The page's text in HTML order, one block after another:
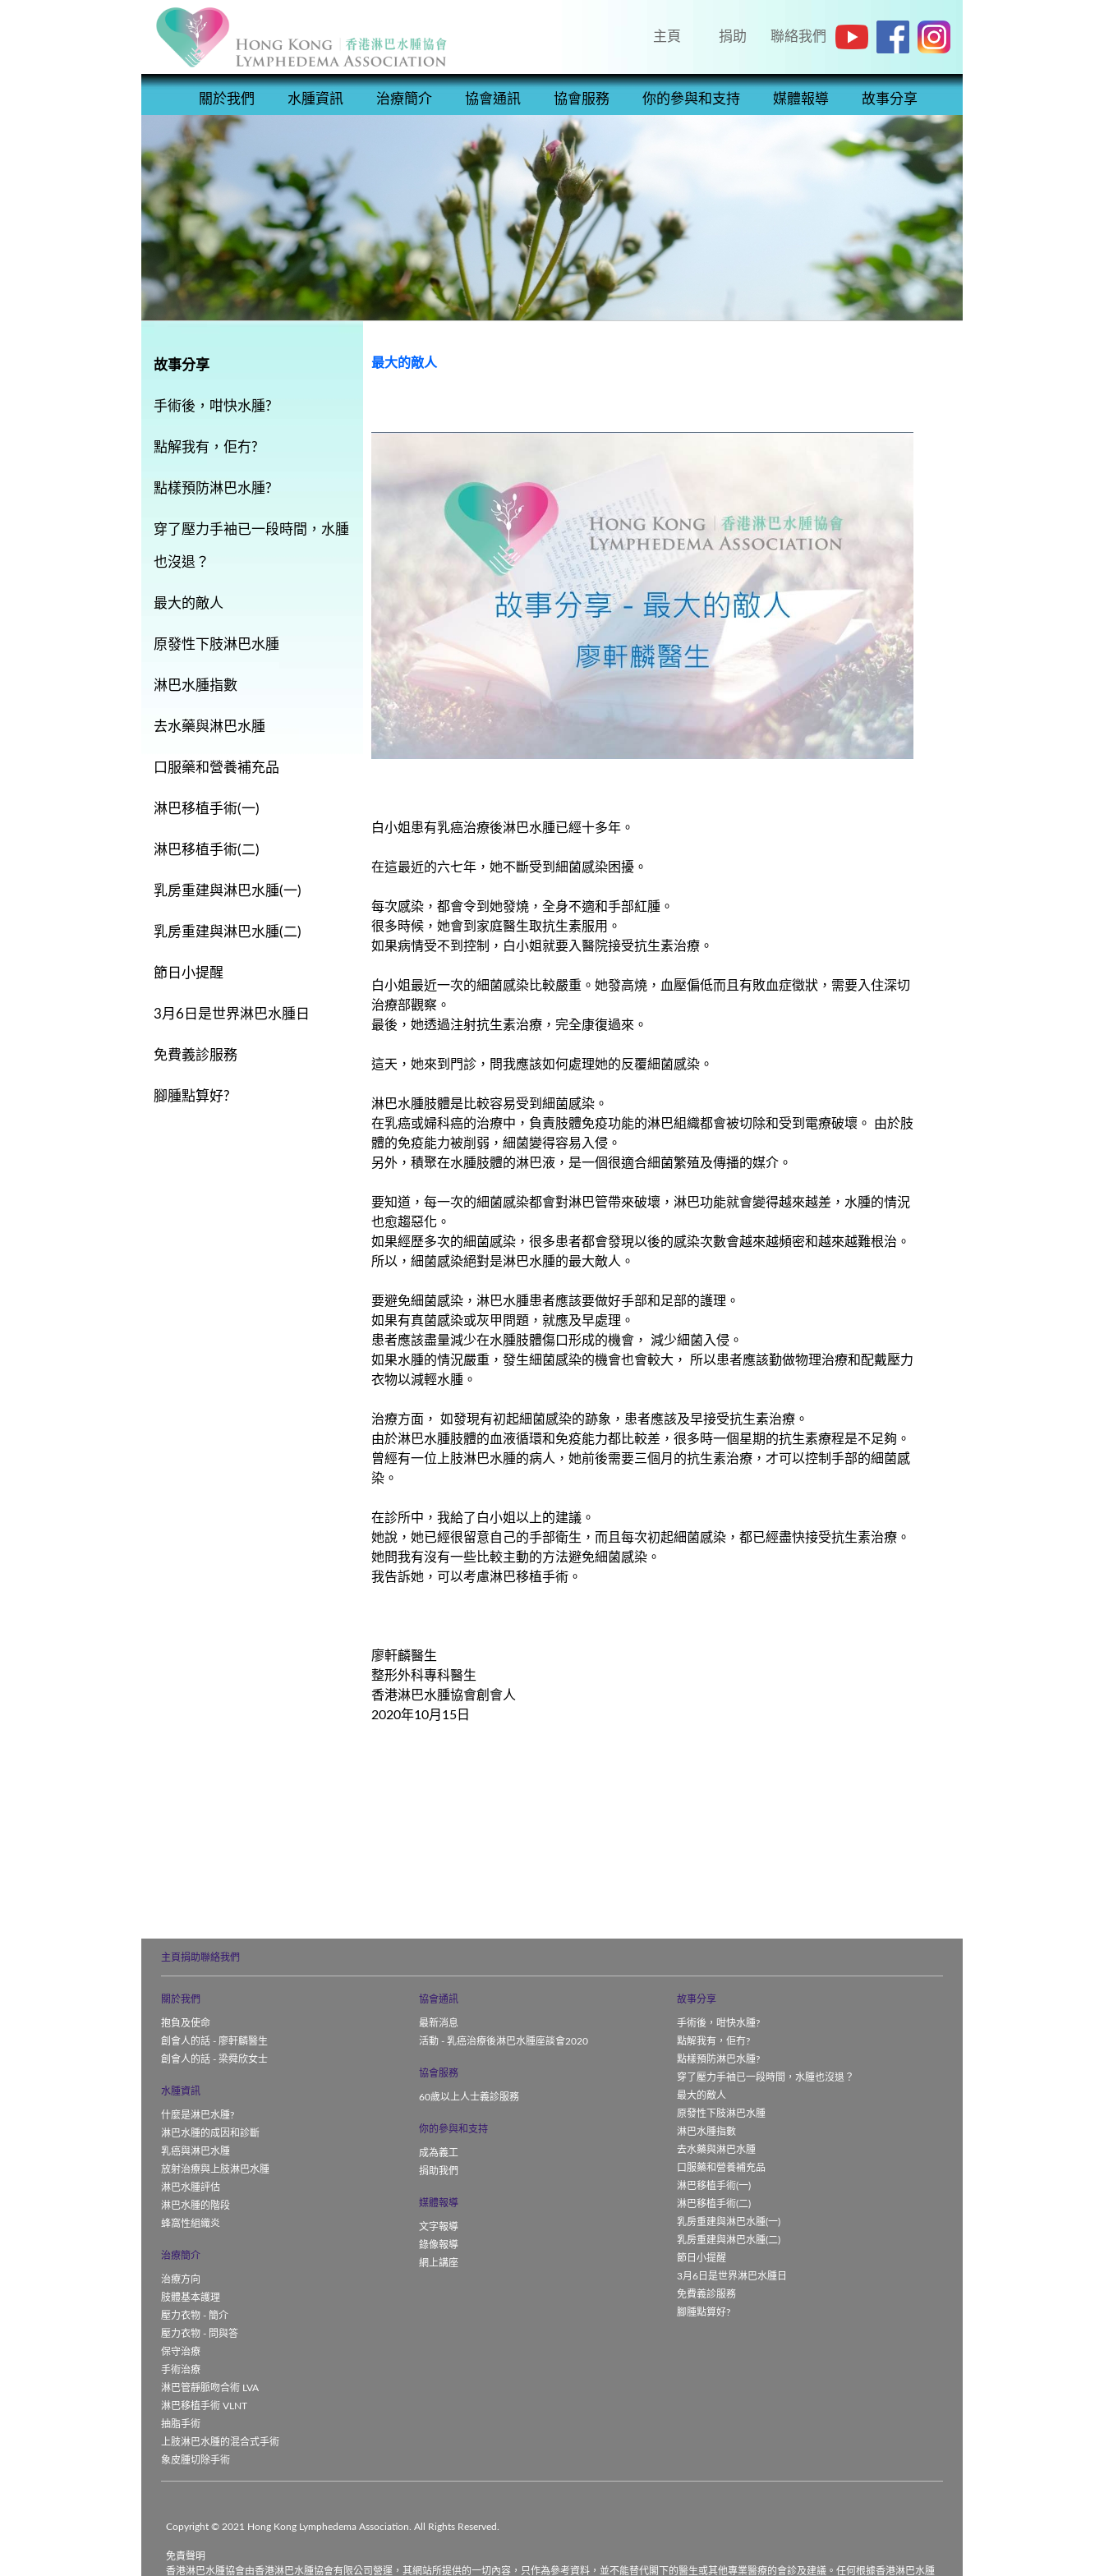
聯絡我們
捐助
主頁
關於我們 水腫資訊 治療簡介 協會通訊 協會服務 你的參與和支持 媒體報導 故事分享
故事分享
手術後，咁快水腫?
點解我有，佢冇?
點樣預防淋巴水腫?
穿了壓力手袖已一段時間，水腫
也沒退？
最大的敵人
原發性下肢淋巴水腫
淋巴水腫指數
去水藥與淋巴水腫
口服藥和營養補充品
淋巴移植手術(一)
淋巴移植手術(二)
乳房重建與淋巴水腫(一)
乳房重建與淋巴水腫(二)
節日小提醒
3月6日是世界淋巴水腫日
免費義診服務
腳腫點算好?
最大的敵人
白小姐患有乳癌治療後淋巴水腫已經十多年。
在這最近的六七年，她不斷受到細菌感染困擾。
每次感染 ， 都會令到她發燒，全身不適和手部紅腫。
很多時候 ， 她會到家庭醫生取抗生素服用 。
如果病情受不到控制，白小姐就要入醫院接受抗生素治療。
白小姐最近一次的細菌感染比較嚴重 。 她發高燒，血壓偏低而且有敗血症徵狀，需要入住深切
治療部觀察。
最後，她透過注射抗生素治療，完全康復過來。
這天，她來到門診，問我應該如何處理她的反覆細菌感染。
淋巴水腫肢體是比較容易受到細菌感染。
在乳癌或婦科癌的治療中，負責肢體免疫功能的淋巴組織都會被切除和受到電療破壞。 由於肢
體的免疫能力被削弱，細菌變得容易入侵。
另外，積聚在水腫肢體的淋巴液，是一個很適合細菌繁殖及傳播的媒介。
要知道，每一次的細菌感染都會對淋巴管帶來破壞，淋巴功能就會變得越來越差，水腫的情況
也愈趨惡化。
如果經歷多次的細菌感染，很多患者都會發現以後的感染次數會越來越頻密和越來越難根治。
所以，細菌感染絕對是淋巴水腫的最大敵人。
要避免細菌感染，淋巴水腫患者應該要做好手部和足部的護理。
如果有真菌感染或灰甲問題，就應及早處理。
患者應該盡量減少在水腫肢體傷口形成的機會， 減少細菌入侵。
如果水腫的情況嚴重，發生細菌感染的機會也會較大， 所以患者應該勤做物理治療和配戴壓力
衣物以減輕水腫。
治療方面， 如發現有初起細菌感染的跡象，患者應該及早接受抗生素治療。
由於淋巴水腫肢體的血液循環和免疫能力都比較差，很多時一個星期的抗生素療程是不足夠。
曾經有一位上肢淋巴水腫的病人，她前後需要三個月的抗生素治療，才可以控制手部的細菌感
染。
在診所中，我給了白小姐以上的建議。
她說，她已經很留意自己的手部衛生，而且每次初起細菌感染，都已經盡快接受抗生素治療。
她問我有沒有一些比較主動的方法避免細菌感染。
我告訴她，可以考慮淋巴移植手術。
廖軒麟醫生
整形外科專科醫生
香港淋巴水腫協會創會人
2020年10月15日
主頁捐助聯絡我們
關於我們
抱負及使命
創會人的話 - 廖軒麟醫生
創會人的話 - 梁舜欣女士
水腫資訊
什麼是淋巴水腫?
淋巴水腫的成因和診斷
乳癌與淋巴水腫
放射治療與上肢淋巴水腫
淋巴水腫評估
淋巴水腫的階段
蜂窩性組織炎
治療簡介
治療方向
肢體基本護理
壓力衣物 - 簡介
壓力衣物 - 問與答
保守治療
手術治療
淋巴管靜脈吻合術 LVA
淋巴移植手術 VLNT
抽脂手術
上肢淋巴水腫的混合式手術
象皮腫切除手術
協會通訊
最新消息
活動 - 乳癌治療後淋巴水腫座談會2020
協會服務
60歲以上人士義診服務
你的參與和支持
成為義工
捐助我們
媒體報導
文字報導
錄像報導
網上講座
故事分享
手術後，咁快水腫?
點解我有，佢冇?
點樣預防淋巴水腫?
穿了壓力手袖已一段時間，水腫也沒退？
最大的敵人
原發性下肢淋巴水腫
淋巴水腫指數
去水藥與淋巴水腫
口服藥和營養補充品
淋巴移植手術(一)
淋巴移植手術(二)
乳房重建與淋巴水腫(一)
乳房重建與淋巴水腫(二)
節日小提醒
3月6日是世界淋巴水腫日
免費義診服務
腳腫點算好?
Copyright © 2021 Hong Kong Lymphedema Association. All Rights Reserved.
免責聲明
香港淋巴水腫協會由香港淋巴水腫協會有限公司營運，其網站所提供的一切內容，只作為參考資料，並不能替代閣下的醫生或其他專業醫療的會診及建議。任何根據香港淋巴水腫